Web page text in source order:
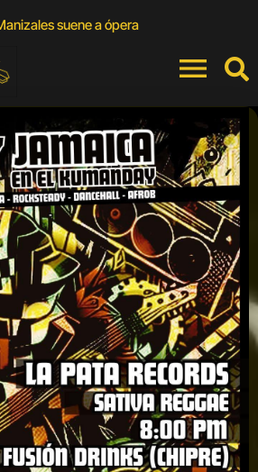
suene a ópera